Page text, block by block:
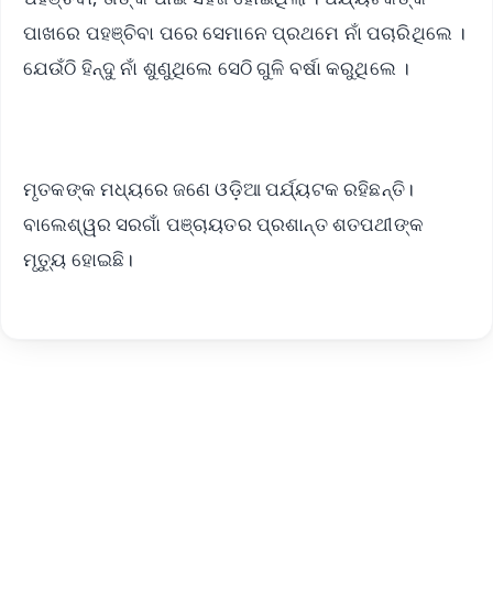
ପାଖରେ ପହଞ୍ଚିବା ପରେ ସେମାନେ ପ୍ରଥମେ ନାଁ ପଚାରିଥିଲେ ।
ଯେଉଁଠି ହିନ୍ଦୁ ନାଁ ଶୁଣୁଥିଲେ ସେଠି ଗୁଳି ବର୍ଷା କରୁଥିଲେ ।
ମୃତକଙ୍କ ମଧ୍ୟରେ ଜଣେ ଓଡ଼ିଆ ପର୍ଯ୍ୟଟକ ରହିଛନ୍ତି।
ବାଲେଶ୍ୱର ସରଗାଁ ପଞ୍ଚାୟତର ପ୍ରଶାନ୍ତ ଶତପଥୀଙ୍କ
ମୃତ୍ୟୁ ହୋଇଛି।